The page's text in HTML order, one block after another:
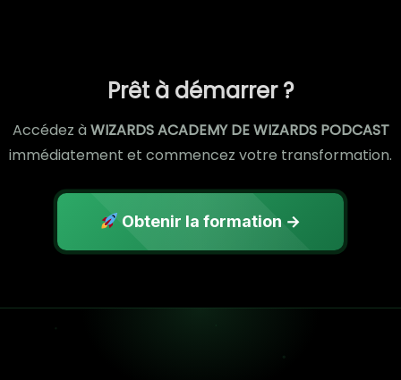
Prêt à démarrer ?
Accédez àWIZARDS ACADEMY DE WIZARDS PODCAST
immédiatement et commencez votre transformation.
Obtenir la formation →